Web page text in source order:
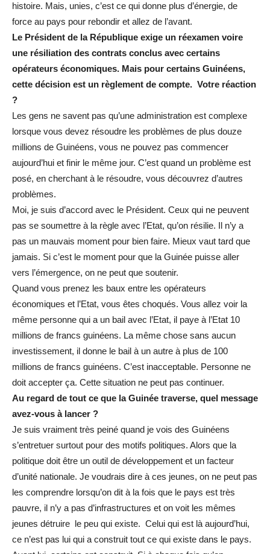
histoire. Mais, unies, c’est ce qui donne plus d’énergie, de
force au pays pour rebondir et allez de l’avant.
Le Président de la République exige un réexamen voire
une résiliation des contrats conclus avec certains
opérateurs économiques. Mais pour certains Guinéens,
cette décision est un règlement de compte. Votre réaction
?
Les gens ne savent pas qu’une administration est complexe
lorsque vous devez résoudre les problèmes de plus douze
millions de Guinéens, vous ne pouvez pas commencer
aujourd’hui et finir le même jour. C’est quand un problème est
posé, en cherchant à le résoudre, vous découvrez d’autres
problèmes.
Moi, je suis d’accord avec le Président. Ceux qui ne peuvent
pas se soumettre à la règle avec l’Etat, qu’on résilie. Il n’y a
pas un mauvais moment pour bien faire. Mieux vaut tard que
jamais. Si c’est le moment pour que la Guinée puisse aller
vers l’émergence, on ne peut que soutenir.
Quand vous prenez les baux entre les opérateurs
économiques et l’Etat, vous êtes choqués. Vous allez voir la
même personne qui a un bail avec l’Etat, il paye à l’Etat 10
millions de francs guinéens. La même chose sans aucun
investissement, il donne le bail à un autre à plus de 100
millions de francs guinéens. C’est inacceptable. Personne ne
doit accepter ça. Cette situation ne peut pas continuer.
Au regard de tout ce que la Guinée traverse, quel message
avez-vous à lancer ?
Je suis vraiment très peiné quand je vois des Guinéens
s’entretuer surtout pour des motifs politiques. Alors que la
politique doit être un outil de développement et un facteur
d’unité nationale. Je voudrais dire à ces jeunes, on ne peut pas
les comprendre lorsqu’on dit à la fois que le pays est très
pauvre, il n’y a pas d’infrastructures et on voit les mêmes
jeunes détruire le peu qui existe. Celui qui est là aujourd’hui,
ce n’est pas lui qui a construit tout ce qui existe dans le pays.